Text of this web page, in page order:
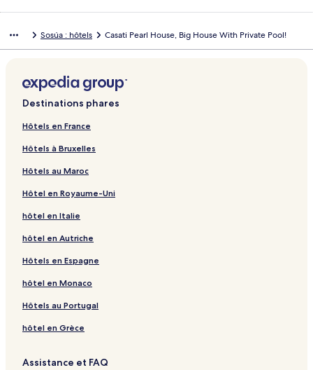
Sosúa : hôtels Casati Pearl House, Big House With Private Pool!
Destinations phares
Hôtels en France
Hôtels à Bruxelles
Hôtels au Maroc
Hôtel en Royaume-Uni
hôtel en Italie
hôtel en Autriche
Hôtels en Espagne
hôtel en Monaco
Hôtels au Portugal
hôtel en Grèce
Assistance et FAQ